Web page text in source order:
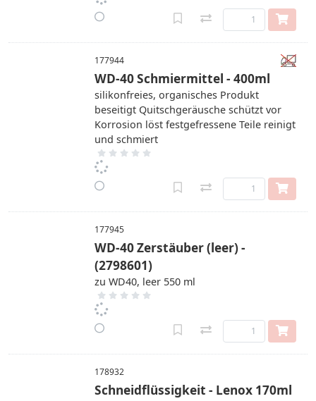
177944
WD-40 Schmiermittel - 400ml
silikonfreies, organisches Produkt
beseitigt Quitschgeräusche schützt vor
Korrosion löst festgefressene Teile reinigt
und schmiert
177945
WD-40 Zerstäuber (leer) -
(2798601)
zu WD40, leer 550 ml
178932
Schneidflüssigkeit - Lenox 170ml